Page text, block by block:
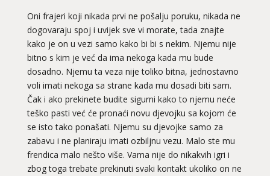
Oni frajeri koji nikada prvi ne pošalju poruku, nikada ne
dogovaraju spoj i uvijek sve vi morate, tada znajte
kako je on u vezi samo kako bi bi s nekim. Njemu nije
bitno s kim je već da ima nekoga kada mu bude
dosadno. Njemu ta veza nije toliko bitna, jednostavno
voli imati nekoga sa strane kada mu dosadi biti sam.
Čak i ako prekinete budite sigurni kako to njemu neće
teško pasti već će pronaći novu djevojku sa kojom će
se isto tako ponašati. Njemu su djevojke samo za
zabavu i ne planiraju imati ozbiljnu vezu. Malo ste mu
frendica malo nešto više. Vama nije do nikakvih igri i
zbog toga trebate prekinuti svaki kontakt ukoliko on ne